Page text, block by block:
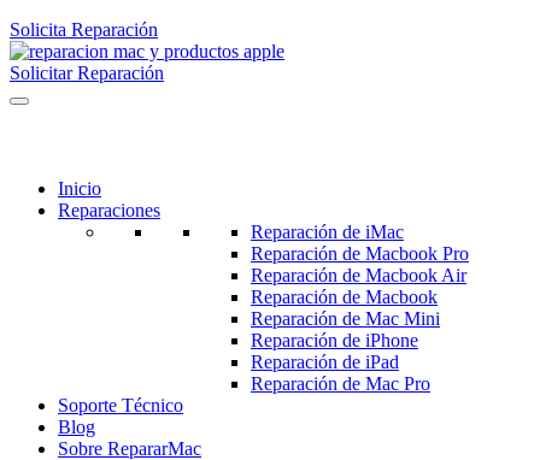
Solicita Reparación
Solicitar Reparación
Inicio
Reparaciones
Reparación de iMac
Reparación de Macbook Pro
Reparación de Macbook Air
Reparación de Macbook
Reparación de Mac Mini
Reparación de iPhone
Reparación de iPad
Reparación de Mac Pro
Soporte Técnico
Blog
Sobre RepararMac